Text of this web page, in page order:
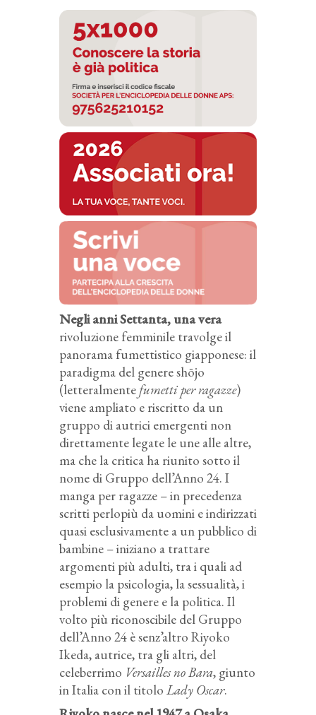
Negli anni Settanta, una vera
rivoluzione femminile travolge il
panorama fumettistico giapponese: il
paradigma del genere shōjo
(letteralmente fumetti per ragazze)
viene ampliato e riscritto da un
gruppo di autrici emergenti non
direttamente legate le une alle altre,
ma che la critica ha riunito sotto il
nome di Gruppo dell’Anno 24. I
manga per ragazze – in precedenza
scritti perlopiù da uomini e indirizzati
quasi esclusivamente a un pubblico di
bambine – iniziano a trattare
argomenti più adulti, tra i quali ad
esempio la psicologia, la sessualità, i
problemi di genere e la politica. Il
volto più riconoscibile del Gruppo
dell’Anno 24 è senz’altro Riyoko
Ikeda, autrice, tra gli altri, del
celeberrimo Versailles no Bara, giunto
in Italia con il titolo Lady Oscar.